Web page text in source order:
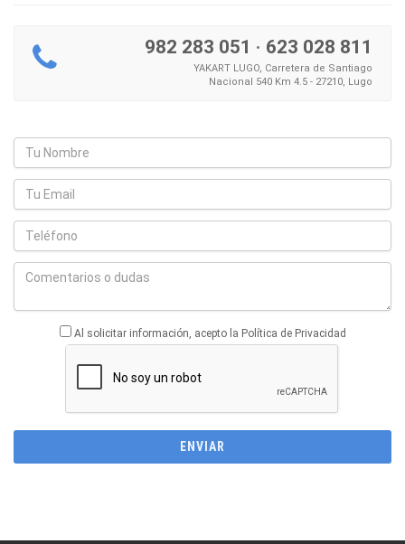
982 283 051 · 623 028 811
YAKART LUGO, Carretera de Santiago
Nacional 540 Km 4.5 - 27210, Lugo
Al solicitar información, acepto la Política de Privacidad